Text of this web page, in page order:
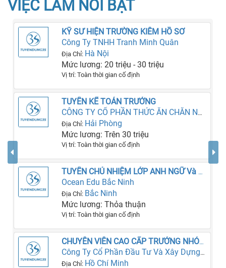
VIỆC LÀM NỔI BẬT
KỸ SƯ HIỆN TRƯỜNG KIÊM HỒ SƠ
Công Ty TNHH Tranh Minh Quân
Địa Chỉ: Hà Nội
Mức lương: 20 triệu - 30 triệu
Vị trí: Toàn thời gian cố định
TUYỂN KẾ TOÁN TRƯỞNG
CÔNG TY CỔ PHẦN THỨC ĂN CHĂN NUÔI VIỆT TRUNG HD
Địa Chỉ: Hải Phòng
Mức lương: Trên 30 triệu
Vị trí: Toàn thời gian cố định
TUYỂN CHỦ NHIỆM LỚP ANH NGỮ Và CHUYÊN VIÊN TƯ VẤN GIÁO DỤC LÀM NGAY
Ocean Edu Bắc Ninh
Địa Chỉ: Bắc Ninh
Mức lương: Thỏa thuận
Vị trí: Toàn thời gian cố định
CHUYÊN VIÊN CAO CẤP TRƯỞNG NHÓM QA QC
Công Ty Cổ Phần Đầu Tư Và Xây Dựng SGC
Địa Chỉ: Hồ Chí Minh